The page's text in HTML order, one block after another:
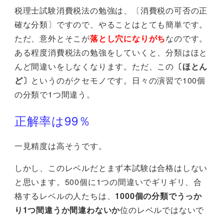
税理士試験消費税法の勉強は、〔消費税の可否の正
確な分類〕ですので、やることはとても簡単です。
ただ、意外とそこが落とし穴になりがちなのです。
ある程度消費税法の勉強をしていくと、分類はほと
んど間違いをしなくなります。ただ、この 〔ほとん
ど〕 というのがクセモノです。日々の演習で100個
の分類で1つ間違う。
正解率は99％
一見精度は高そうです。
しかし、このレベルだとまず本試験は合格はしない
と思います。500個に1つの間違いでギリギリ、合
格するレベルの人たちは、 1000個の分類でうっか
り1つ間違うか間違わないか位のレベルではないで